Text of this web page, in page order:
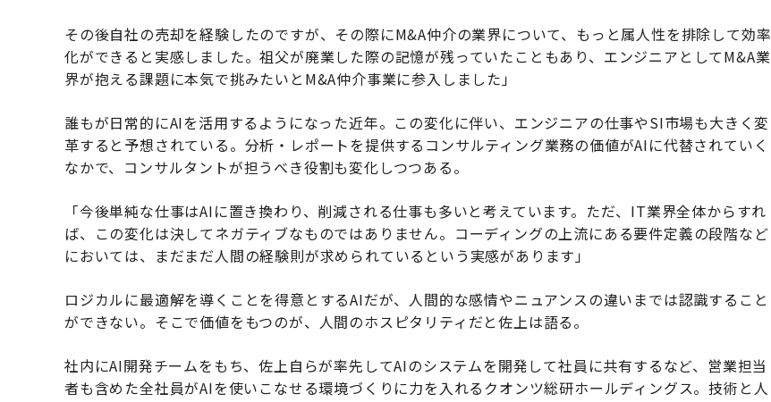
その後自社の売却を経験したのですが、その際にM&A仲介の業界について、もっと属人性を排除して効率
化ができると実感しました。祖父が廃業した際の記憶が残っていたこともあり、エンジニアとしてM&A業
界が抱える課題に本気で挑みたいとM&A仲介事業に参入しました」
誰もが日常的にAIを活用するようになった近年。この変化に伴い、エンジニアの仕事やSI市場も大きく変
革すると予想されている。分析・レポートを提供するコンサルティング業務の価値がAIに代替されていく
なかで、コンサルタントが担うべき役割も変化しつつある。
「今後単純な仕事はAIに置き換わり、削減される仕事も多いと考えています。ただ、IT業界全体からすれ
ば、この変化は決してネガティブなものではありません。コーディングの上流にある要件定義の段階など
においては、まだまだ人間の経験則が求められているという実感があります」
ロジカルに最適解を導くことを得意とするAIだが、人間的な感情やニュアンスの違いまでは認識すること
ができない。そこで価値をもつのが、人間のホスピタリティだと佐上は語る。
社内にAI開発チームをもち、佐上自らが率先してAIのシステムを開発して社員に共有するなど、営業担当
者も含めた全社員がAIを使いこなせる環境づくりに力を入れるクオンツ総研ホールディングス。技術と人